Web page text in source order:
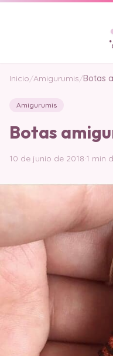
Inicio/Amigurumis/Botas
Amigurumis
Botas
10 de junio de 2018·1 min